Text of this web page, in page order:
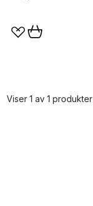
Viser 1 av 1 produkter